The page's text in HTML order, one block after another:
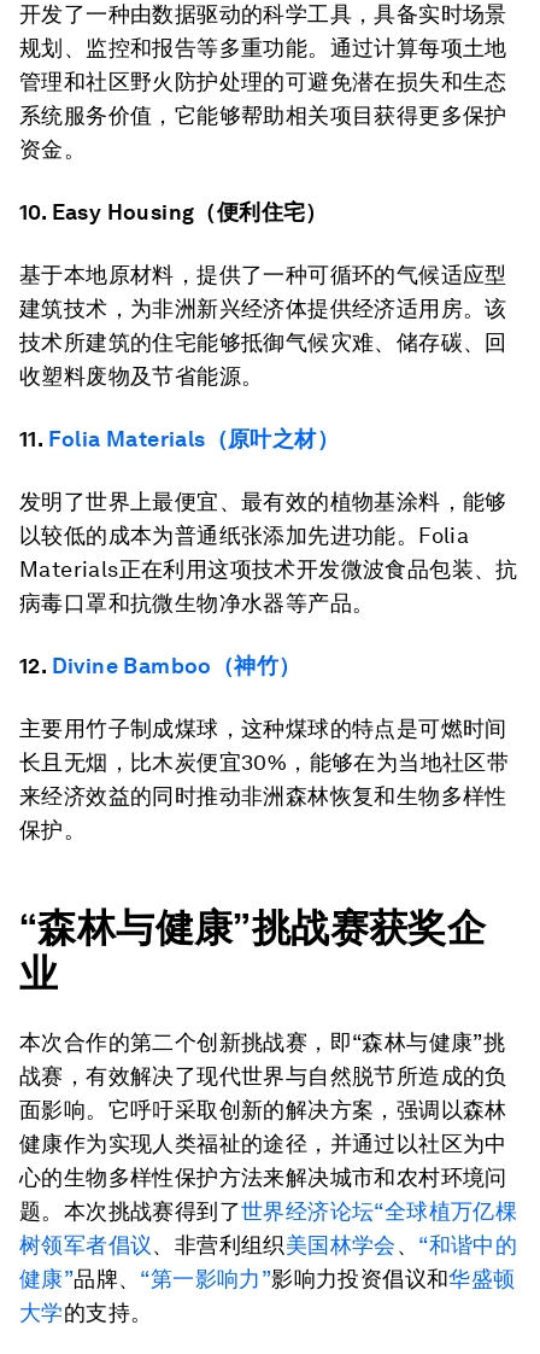
开发了一种由数据驱动的科学工具，具备实时场景
规划、监控和报告等多重功能。通过计算每项土地
管理和社区野火防护处理的可避免潜在损失和生态
系统服务价值，它能够帮助相关项目获得更多保护
资金。
10. Easy Housing（便利住宅）
基于本地原材料，提供了一种可循环的气候适应型
建筑技术，为非洲新兴经济体提供经济适用房。该
技术所建筑的住宅能够抵御气候灾难、储存碳、回
收塑料废物及节省能源。
11. Folia Materials（原叶之材）
发明了世界上最便宜、最有效的植物基涂料，能够
以较低的成本为普通纸张添加先进功能。Folia
Materials正在利用这项技术开发微波食品包装、抗
病毒口罩和抗微生物净水器等产品。
12. Divine Bamboo（神竹）
主要用竹子制成煤球，这种煤球的特点是可燃时间
长且无烟，比木炭便宜30%，能够在为当地社区带
来经济效益的同时推动非洲森林恢复和生物多样性
保护。
“森林与健康”挑战赛获奖企
业
本次合作的第二个创新挑战赛，即“森林与健康”挑
战赛，有效解决了现代世界与自然脱节所造成的负
面影响。它呼吁采取创新的解决方案，强调以森林
健康作为实现人类福祉的途径，并通过以社区为中
心的生物多样性保护方法来解决城市和农村环境问
题。本次挑战赛得到了世界经济论坛“全球植万亿棵
树领军者倡议、非营利组织美国林学会、 “和谐中的
健康”品牌、 “第一影响力”影响力投资倡议和华盛顿
大学的支持。